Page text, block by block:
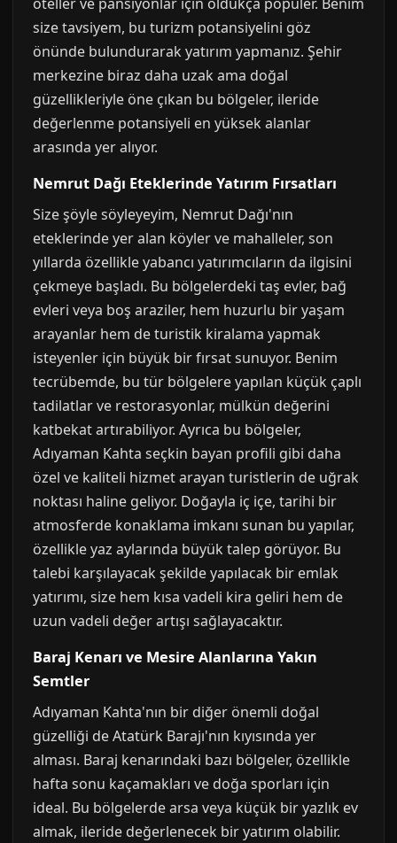
size tavsiyem, bu turizm potansiyelini göz
önünde bulundurarak yatırım yapmanız. Şehir
merkezine biraz daha uzak ama doğal
güzellikleriyle öne çıkan bu bölgeler, ileride
değerlenme potansiyeli en yüksek alanlar
arasında yer alıyor.
Nemrut Dağı Eteklerinde Yatırım Fırsatları
Size şöyle söyleyeyim, Nemrut Dağı'nın
eteklerinde yer alan köyler ve mahalleler, son
yıllarda özellikle yabancı yatırımcıların da ilgisini
çekmeye başladı. Bu bölgelerdeki taş evler, bağ
evleri veya boş araziler, hem huzurlu bir yaşam
arayanlar hem de turistik kiralama yapmak
isteyenler için büyük bir fırsat sunuyor. Benim
tecrübemde, bu tür bölgelere yapılan küçük çaplı
tadilatlar ve restorasyonlar, mülkün değerini
katbekat artırabiliyor. Ayrıca bu bölgeler,
Adıyaman Kahta seçkin bayan profili gibi daha
özel ve kaliteli hizmet arayan turistlerin de uğrak
noktası haline geliyor. Doğayla iç içe, tarihi bir
atmosferde konaklama imkanı sunan bu yapılar,
özellikle yaz aylarında büyük talep görüyor. Bu
talebi karşılayacak şekilde yapılacak bir emlak
yatırımı, size hem kısa vadeli kira geliri hem de
uzun vadeli değer artışı sağlayacaktır.
Baraj Kenarı ve Mesire Alanlarına Yakın
Semtler
Adıyaman Kahta'nın bir diğer önemli doğal
güzelliği de Atatürk Barajı'nın kıyısında yer
alması. Baraj kenarındaki bazı bölgeler, özellikle
hafta sonu kaçamakları ve doğa sporları için
ideal. Bu bölgelerde arsa veya küçük bir yazlık ev
almak, ileride değerlenecek bir yatırım olabilir.